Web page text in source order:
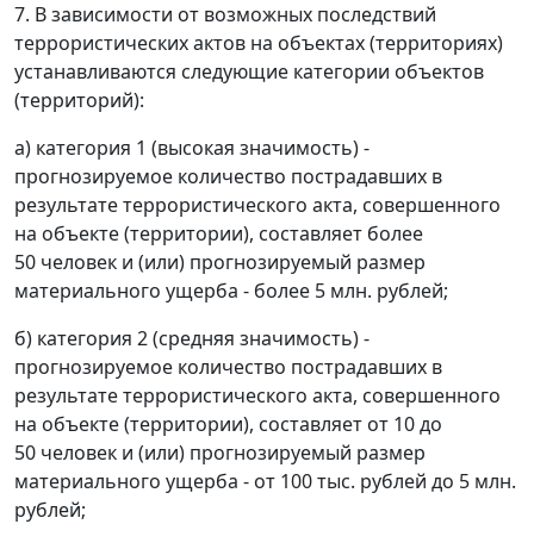
7. В зависимости от возможных последствий
террористических актов на объектах (территориях)
устанавливаются следующие категории объектов
(территорий):
а) категория 1 (высокая значимость) -
прогнозируемое количество пострадавших в
результате террористического акта, совершенного
на объекте (территории), составляет более
50 человек и (или) прогнозируемый размер
материального ущерба - более 5 млн. рублей;
б) категория 2 (средняя значимость) -
прогнозируемое количество пострадавших в
результате террористического акта, совершенного
на объекте (территории), составляет от 10 до
50 человек и (или) прогнозируемый размер
материального ущерба - от 100 тыс. рублей до 5 млн.
рублей;